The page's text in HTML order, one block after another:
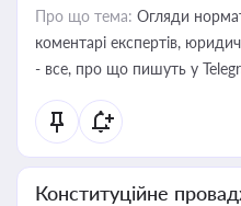
Про що тема: Огляди
коментарі експертів,
- все, про що пишуть у
Конституційне